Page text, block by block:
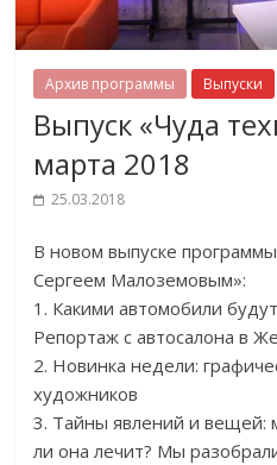
Архив программы Выпуски
Выпуск «Чуда
марта 2018
25.03.2018
В новом выпуске
Сергеем Малоземовым»:
1. Какими автомобили
Репортаж с автосалона в
2. Новинка недели:
художников
3. Тайны явлений и вещей:
ли она лечит? Мы